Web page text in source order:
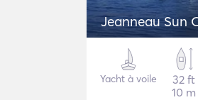
Jeanneau Sun
Yacht à voile
32 ft
10 m